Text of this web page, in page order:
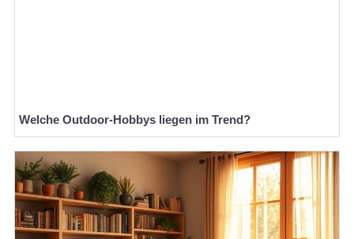
Welche Outdoor-Hobbys liegen im Trend?